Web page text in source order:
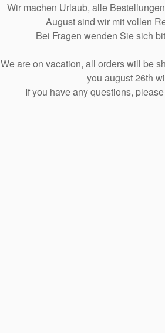
Wir machen Urlaub, alle
August sind wir mit vollen
Bei Fragen wenden Sie sich
We are on vacation, all orders will be
you august 26th
If you have any questions,